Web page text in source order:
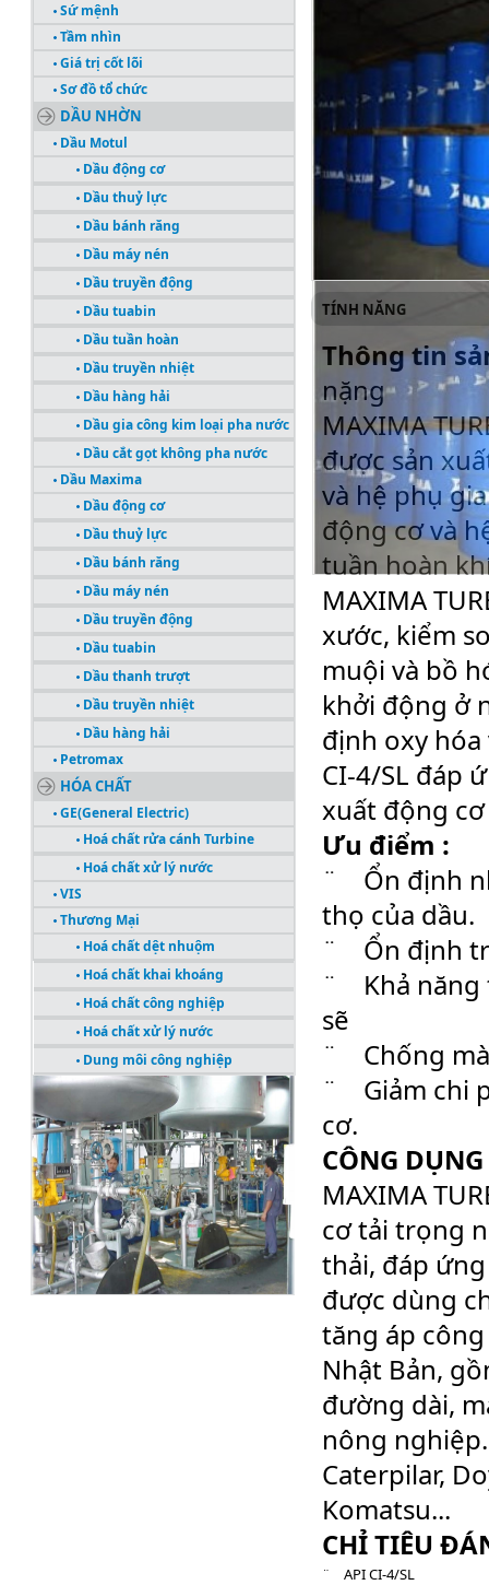
Sứ mệnh
Tầm nhìn
Giá trị cốt lõi
Sơ đồ tổ chức
DẦU NHỜN
Dầu Motul
Dầu động cơ
Dầu thuỷ lực
Dầu bánh răng
Dầu máy nén
Dầu truyền động
Dầu tuabin
Dầu tuần hoàn
Dầu truyền nhiệt
Dầu hàng hải
Dầu gia công kim loại pha nước
Dầu cắt gọt không pha nước
Dầu Maxima
Dầu động cơ
Dầu thuỷ lực
Dầu bánh răng
Dầu máy nén
Dầu truyền động
Dầu tuabin
Dầu thanh trượt
Dầu truyền nhiệt
Dầu hàng hải
Petromax
HÓA CHẤT
GE(General Electric)
Hoá chất rửa cánh Turbine
Hoá chất xử lý nước
VIS
Thương Mại
Hoá chất dệt nhuộm
Hoá chất khai khoáng
Hoá chất công nghiệp
Hoá chất xử lý nước
Dung môi công nghiệp
CÔNG TRÌNH TIÊU BIỂU
TÍNH NĂNG
Thông tin
nặng
MAXIMA
được sản
và hệ phụ
động cơ và
tuần hoàn
MAXIMA
xước, kiểm
muội và bồ
khởi động ở
định oxy hóa
CI-4/SL đáp
xuất động
Ưu điểm :
¨ Ổn định
thọ của dầu.
¨ Ổn định
¨ Khả năng
sẽ
¨ Chống
¨ Giảm chi
cơ.
CÔNG DỤNG
MAXIMA
cơ tải trọng
thải, đáp ứng
được dùng
tăng áp công
Nhật Bản,
đường dài,
nông
Caterpilar,
Komatsu...
CHỈ TIÊU
¨ API CI-4/SL